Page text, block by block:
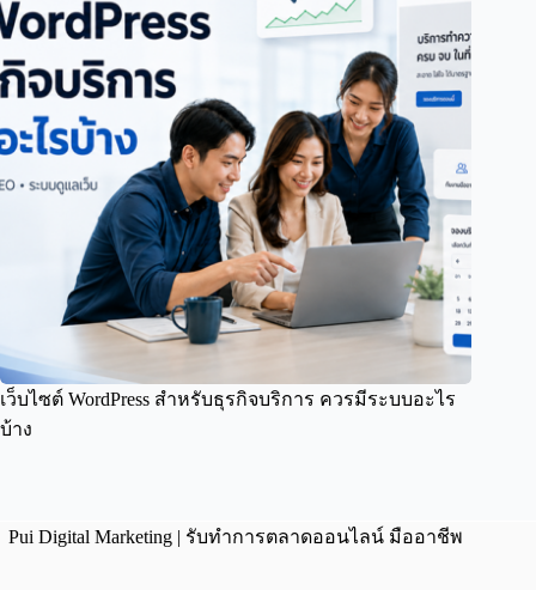
เว็บไซต์ WordPress สำหรับธุรกิจบริการ ควรมีระบบอะไร
บ้าง
Pui Digital Marketing | รับทำการตลาดออนไลน์ มืออาชีพ